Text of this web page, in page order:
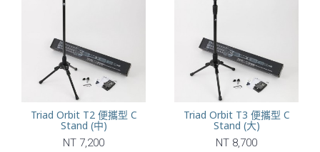
Triad Orbit T2 便攜型 C
Stand (中)
NT 7,200
Triad Orbit T3 便攜型 C
Stand (大)
NT 8,700